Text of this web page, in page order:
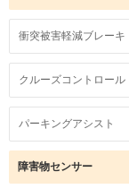
衝突被害軽減ブレーキ
クルーズコントロール
パーキングアシスト
障害物センサー